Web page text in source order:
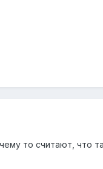
то считают, что